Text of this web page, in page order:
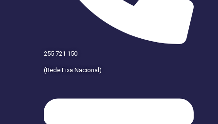
255 721 150
(Rede Fixa Nacional)